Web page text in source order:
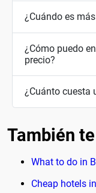
¿Cuándo es
¿Cómo puedo
precio?
¿Cuánto cuesta
También
What to do in
Cheap hotels